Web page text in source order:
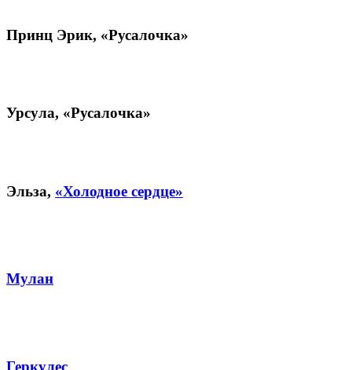
Принц Эрик, «Русалочка»
Урсула, «Русалочка»
Эльза, «Холодное сердце»
Мулан
Геркулес